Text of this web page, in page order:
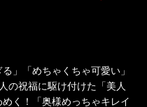
る」「めちゃくちゃ可愛い」
の祝福に駆け付けた「美人
く！「奥様めっちゃキレイ